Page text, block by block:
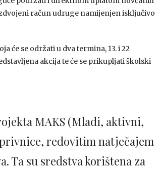
račun udruge namijenjen isključivo
će se održati u dva termina, 13. i 22
akcija te će se prikupljati školski
MAKS (Mladi, aktivni,
redovitim natječajem
Ta su sredstva korištena za